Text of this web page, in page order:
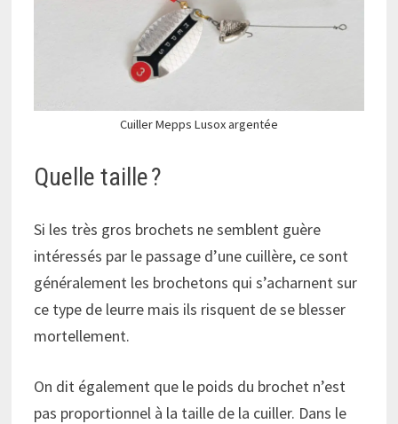
Cuiller Mepps Lusox argentée
Quelle taille ?
Si les très gros brochets ne semblent guère
intéressés par le passage d’une cuillère, ce sont
généralement les brochetons qui s’acharnent sur
ce type de leurre mais ils risquent de se blesser
mortellement.
On dit également que le poids du brochet n’est
pas proportionnel à la taille de la cuiller. Dans le